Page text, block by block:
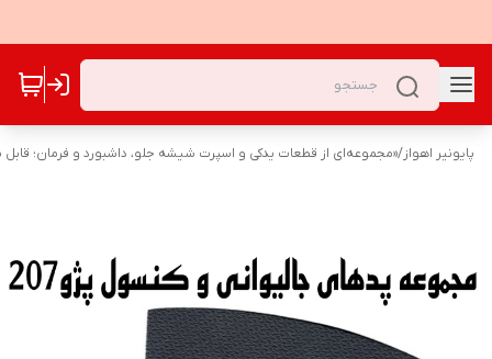
پایونیر اهواز/«مجموعه‌ای از قطعات یدکی و اسپرت شیشه جلو، داشبورد و فرمان؛ قابل